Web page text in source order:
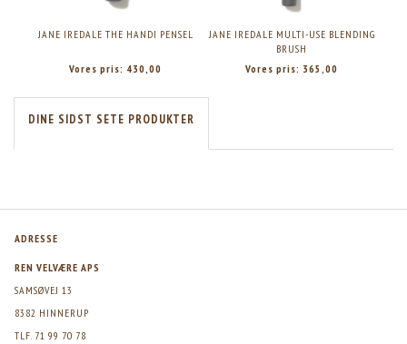
JANE IREDALE THE HANDI PENSEL
Vores pris: 430,00
JANE IREDALE MULTI-USE BLENDING
BRUSH
Vores pris: 365,00
DINE SIDST SETE PRODUKTER
ADRESSE
REN VELVÆRE APS
SAMSØVEJ 13
8382 HINNERUP
TLF. 71 99 70 78